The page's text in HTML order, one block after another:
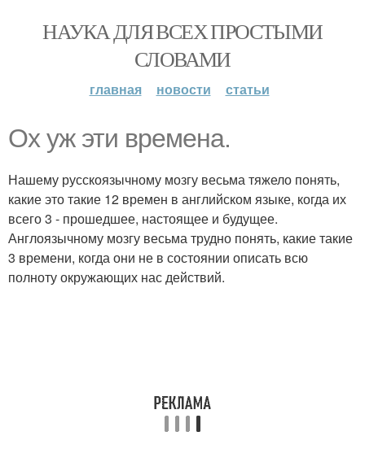
НАУКА ДЛЯ ВСЕХ ПРОСТЫМИ
СЛОВАМИ
главная новости статьи
Ох уж эти времена.
Нашему русскоязычному мозгу весьма тяжело понять,
какие это такие 12 времен в английском языке, когда их
всего 3 - прошедшее, настоящее и будущее.
Англоязычному мозгу весьма трудно понять, какие такие
3 времени, когда они не в состоянии описать всю
полноту окружающих нас действий.